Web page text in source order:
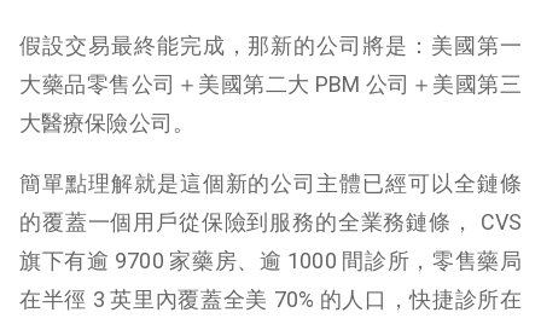
假設交易最終能完成，那新的公司將是： 美國第一
大藥品零售公司＋美國第二大 PBM 公司＋美國第三
大醫療保險公司。
簡單點理解就是這個新的公司主體已經可以全鏈條
的覆蓋一個用戶從保險到服務的全業務鏈條， CVS
旗下有逾 9700 家藥房、逾 1000 間診所，零售藥局
在半徑 3 英里內覆蓋全美 70% 的人口，快捷診所在